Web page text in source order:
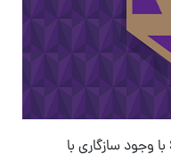
افزونه بک آپ وردپرس Snapshot Pro با وجود سازگاری با